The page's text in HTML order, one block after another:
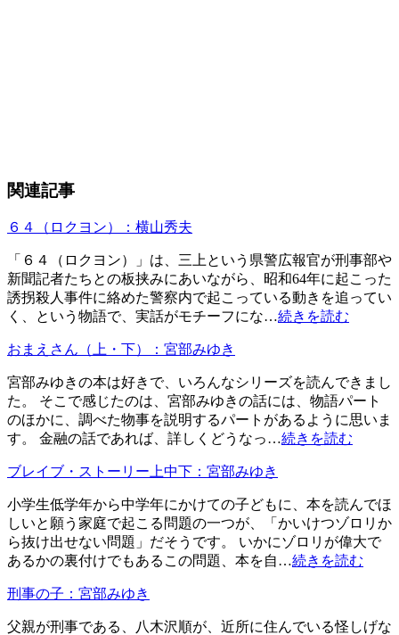
関連記事
６４（ロクヨン）：横山秀夫
「６４（ロクヨン）」は、三上という県警広報官が刑事部や
新聞記者たちとの板挟みにあいながら、昭和64年に起こった
誘拐殺人事件に絡めた警察内で起こっている動きを追ってい
く、という物語で、実話がモチーフにな…続きを読む
おまえさん（上・下）：宮部みゆき
宮部みゆきの本は好きで、いろんなシリーズを読んできまし
た。 そこで感じたのは、宮部みゆきの話には、物語パート
のほかに、調べた物事を説明するパートがあるように思いま
す。 金融の話であれば、詳しくどうなっ…続きを読む
ブレイブ・ストーリー上中下：宮部みゆき
小学生低学年から中学年にかけての子どもに、本を読んでほ
しいと願う家庭で起こる問題の一つが、「かいけつゾロリか
ら抜け出せない問題」だそうです。 いかにゾロリが偉大で
あるかの裏付けでもあるこの問題、本を自…続きを読む
刑事の子：宮部みゆき
父親が刑事である、八木沢順が、近所に住んでいる怪しげな